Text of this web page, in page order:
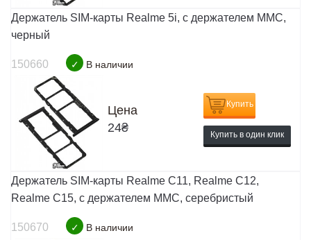
Держатель SIM-карты Realme 5i, c держателем MMC,
черный
150660 ✓ В наличии
Цена
24₴
Купить
Купить в один клик
Держатель SIM-карты Realme C11, Realme C12,
Realme C15, c держателем MMC, серебристый
150670 ✓ В наличии